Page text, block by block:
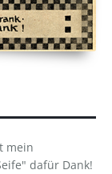
mein
dafür Dank!